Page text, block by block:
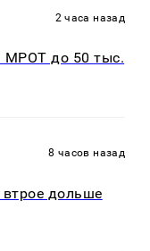
2 часа назад
МРОТ до 50 тыс.
8 часов назад
дольше